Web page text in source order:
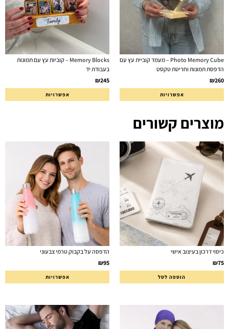
Photo Memory Cube – מעמד קוביית עץ עם
הדפסת תמונות וחריטת טקסט
₪260
אפשרויות
Memory Blocks – קוביות עץ עם תמונות
בעבודת יד
₪245
אפשרויות
מוצרים קשורים
כיסוי דרכון בעיצוב אישי
₪75
הוספה לסל
הדפסה על בקבוק טרמי צבעוני
₪95
אפשרויות